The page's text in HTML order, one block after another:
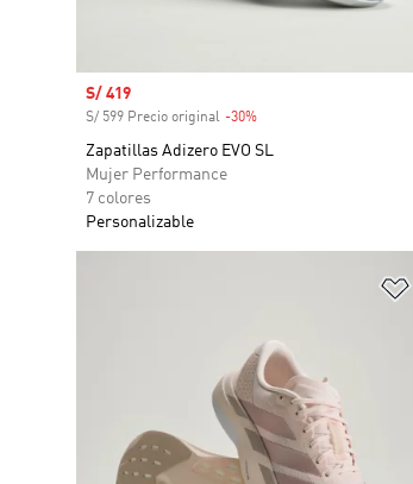
Precio de venta
S/ 419
S/ 599 Precio original -30%
Zapatillas Adizero EVO SL
Mujer Performance
7 colores
Personalizable